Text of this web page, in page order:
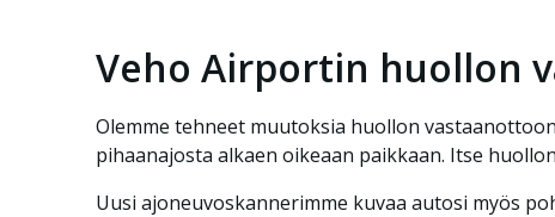
Veho Airportin huollon
Olemme tehneet muutoksia huollon
pihaanajosta alkaen oikeaan paikkaan. Itse
Uusi ajoneuvoskannerimme kuvaa autosi myös